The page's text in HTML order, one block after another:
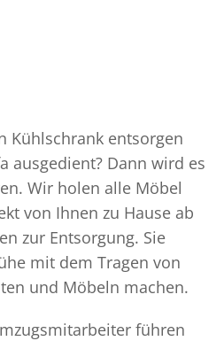
Kühlschrank entsorgen
ausgedient? Dann wird es
Wir holen alle Möbel
von Ihnen zu Hause ab
zur Entsorgung. Sie
mit dem Tragen von
und Möbeln machen.
führen